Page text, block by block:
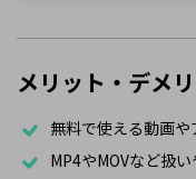
メリット・デメ
無料で使える動画
MP4やMOVなど扱